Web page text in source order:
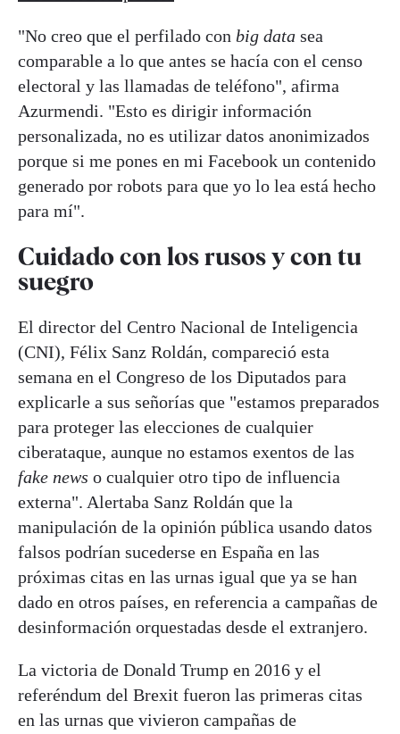
"No creo que el perfilado con big data sea
comparable a lo que antes se hacía con el censo
electoral y las llamadas de teléfono", afirma
Azurmendi. "Esto es dirigir información
personalizada, no es utilizar datos anonimizados
porque si me pones en mi Facebook un contenido
generado por robots para que yo lo lea está hecho
para mí".
Cuidado con los rusos y con tu
suegro
El director del Centro Nacional de Inteligencia
(CNI), Félix Sanz Roldán, compareció esta
semana en el Congreso de los Diputados para
explicarle a sus señorías que "estamos preparados
para proteger las elecciones de cualquier
ciberataque, aunque no estamos exentos de las
fake news o cualquier otro tipo de influencia
externa". Alertaba Sanz Roldán que la
manipulación de la opinión pública usando datos
falsos podrían sucederse en España en las
próximas citas en las urnas igual que ya se han
dado en otros países, en referencia a campañas de
desinformación orquestadas desde el extranjero.
La victoria de Donald Trump en 2016 y el
referéndum del Brexit fueron las primeras citas
en las urnas que vivieron campañas de